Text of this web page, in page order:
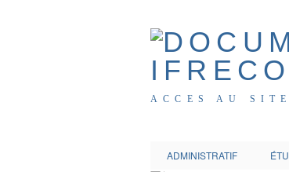
ACCES AU
ADMINISTRATIF